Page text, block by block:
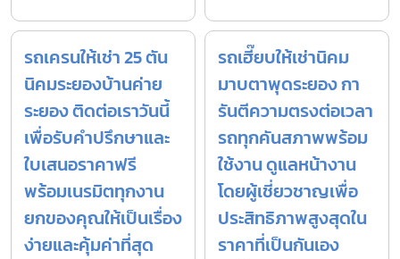
รถเครนให้เช่า 25 ตัน
นิคมระยองบ้านค่าย
ระยอง ติดต่อเราวันนี้
เพื่อรับคำปรึกษาและ
ใบเสนอราคาฟรี
พร้อมเนรมิตทุกงาน
ยกของคุณให้เป็นเรื่อง
ง่ายและคุ้มค่าที่สุด
รถเฮี๊ยบให้เช่านิคม
มาบตาพุดระยอง กา
รันตีความตรงต่อเวลา
รถทุกคันสภาพพร้อม
ใช้งาน ดูแลหน้างาน
โดยผู้เชี่ยวชาญเพื่อ
ประสิทธิภาพสูงสุดใน
ราคาที่เป็นกันเอง